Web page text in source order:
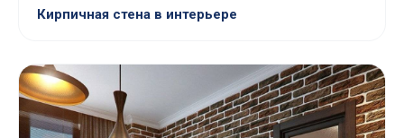
Кирпичная стена в интерьере